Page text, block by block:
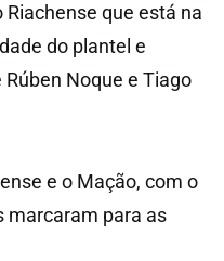
que está na
do plantel e
Noque e Tiago
e o Mação, com o
marcaram para as